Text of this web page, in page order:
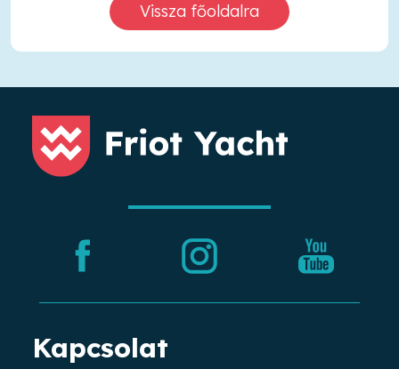
Vissza főoldalra
Kapcsolat